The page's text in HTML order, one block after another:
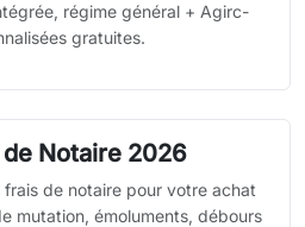
régime général + Agirc-
gratuites.
Notaire 2026
de notaire pour votre achat
mutation, émoluments, débours